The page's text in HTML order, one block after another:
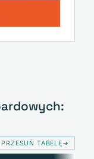
PRZESUŃ TABELĘ